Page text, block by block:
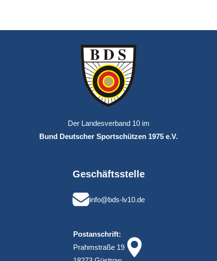
Der Landesverband 10 im
Bund Deutscher Sportschützen 1975 e.V.
Geschäftsstelle
info@bds-lv10.de
Postanschrift:
Prahmstraße 19